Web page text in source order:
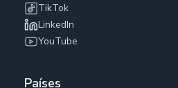
TikTok
LinkedIn
YouTube
Países